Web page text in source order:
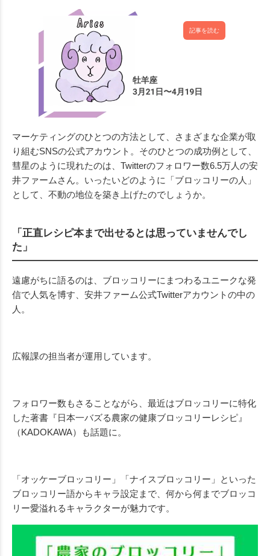
記事を読む
マーケティングのひとつの方法として、さまざまな企業が取
り組むSNSの公式アカウント。そのひとつの成功例として、
彗星のように現れたのは、Twitterのフォロワー数6.5万人の安
井ファームさん。いったいどのように「ブロッコリーの人」
として、不動の地位を築き上げたのでしょうか。
「正直レシピ本まで出せるとは思っていませんでし
た」
遠慮がちに語るのは、ブロッコリーにまつわるユニークな発
信で人気を博す、安井ファーム公式Twitterアカウントの中の
人。
広報課の担当者が運用しています。
フォロワー数もさることながら、最近はブロッコリーに特化
した著書『日本一バズる農家の健康ブロッコリーレシピ』
（KADOKAWA）も話題に。
「オッケーブロッコリー」「ナイスブロッコリー」といった
ブロッコリー語からキャラ設定まで、何から何までブロッコ
リー愛溢れるキャラクターが魅力です。